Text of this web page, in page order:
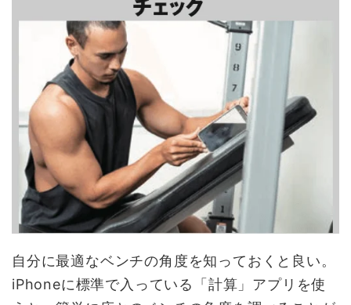
自分に最適なベンチの角度を知っておくと良い。
iPhoneに標準で入っている「計算」アプリを使